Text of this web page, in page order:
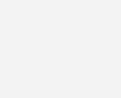
Stück. Wir waren positiv
unseren Kunden ankommt.
Ziel­gruppe für
die optimale Zielgruppe,